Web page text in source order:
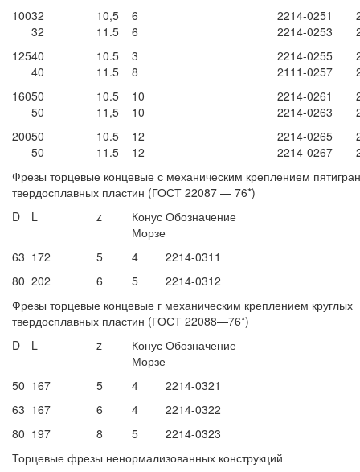
10032
32
10,5
11.5
6
6
2214-0251
2214-0253
12540
40
10.5
11.5
3
8
2214-0255
2111-0257
16050
50
10.5
11,5
10
10
2214-0261
2214-0263
20050
50
10.5
11.5
12
12
2214-0265
2214-0267
Фрезы торцевые концевые с механическим креплением
твердосплавных пластин (ГОСТ 22087 — 76*)
D
L z
Конус
Морзе
Обозначение
63 172 5 4
2214-0311
80 202 6 5
2214-0312
Фрезы торцевые концевые г механическим креплением круглых
твердосплавных пластин (ГОСТ 22088—76*)
D
L z
Конус
Морзе
Обозначение
50 167 5 4
2214-0321
63 167 6 4
2214-0322
80 197 8 5
2214-0323
Торцевые фрезы ненормализованных конструкций